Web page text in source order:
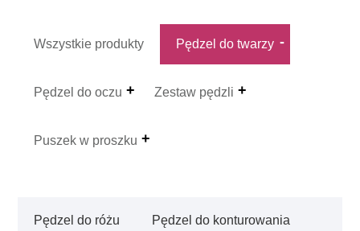
Wszystkie produkty Pędzel do twarzy
Pędzel do oczu Zestaw pędzli
Puszek w proszku
Pędzel do różu Pędzel do konturowania